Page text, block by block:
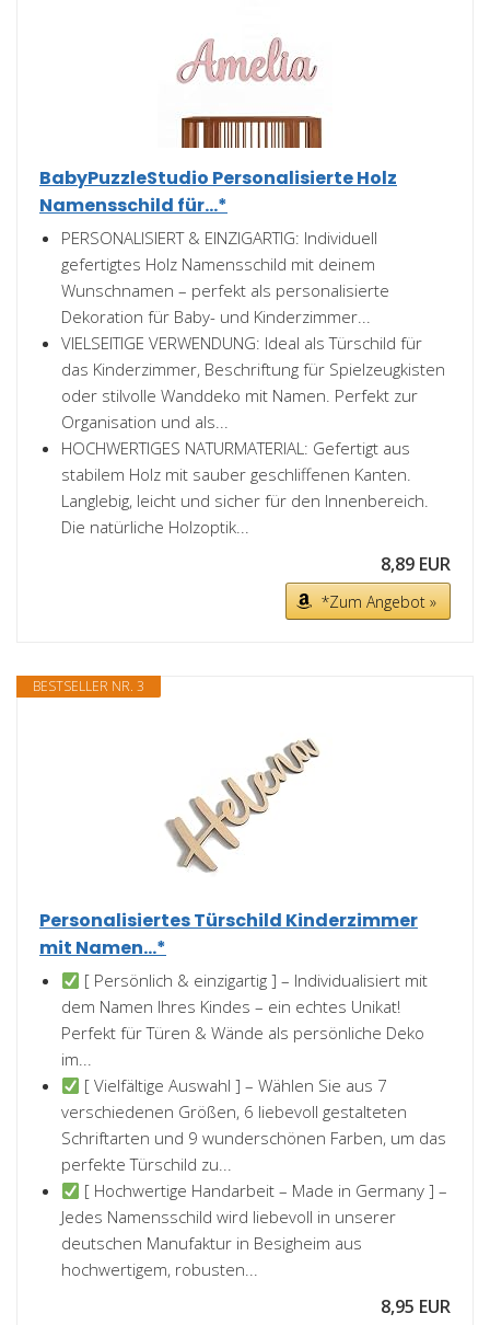
BabyPuzzleStudio Personalisierte Holz
Namensschild für...*
PERSONALISIERT & EINZIGARTIG: Individuell
gefertigtes Holz Namensschild mit deinem
Wunschnamen – perfekt als personalisierte
Dekoration für Baby- und Kinderzimmer...
VIELSEITIGE VERWENDUNG: Ideal als Türschild für
das Kinderzimmer, Beschriftung für Spielzeugkisten
oder stilvolle Wanddeko mit Namen. Perfekt zur
Organisation und als...
HOCHWERTIGES NATURMATERIAL: Gefertigt aus
stabilem Holz mit sauber geschliffenen Kanten.
Langlebig, leicht und sicher für den Innenbereich.
Die natürliche Holzoptik...
8,89 EUR
*Zum Angebot »
BESTSELLER NR. 3
Personalisiertes Türschild Kinderzimmer
mit Namen...*
[ Persönlich & einzigartig ] – Individualisiert mit
dem Namen Ihres Kindes – ein echtes Unikat!
Perfekt für Türen & Wände als persönliche Deko
im...
[ Vielfältige Auswahl ] – Wählen Sie aus 7
verschiedenen Größen, 6 liebevoll gestalteten
Schriftarten und 9 wunderschönen Farben, um das
perfekte Türschild zu...
[ Hochwertige Handarbeit – Made in Germany ] –
Jedes Namensschild wird liebevoll in unserer
deutschen Manufaktur in Besigheim aus
hochwertigem, robusten...
8,95 EUR